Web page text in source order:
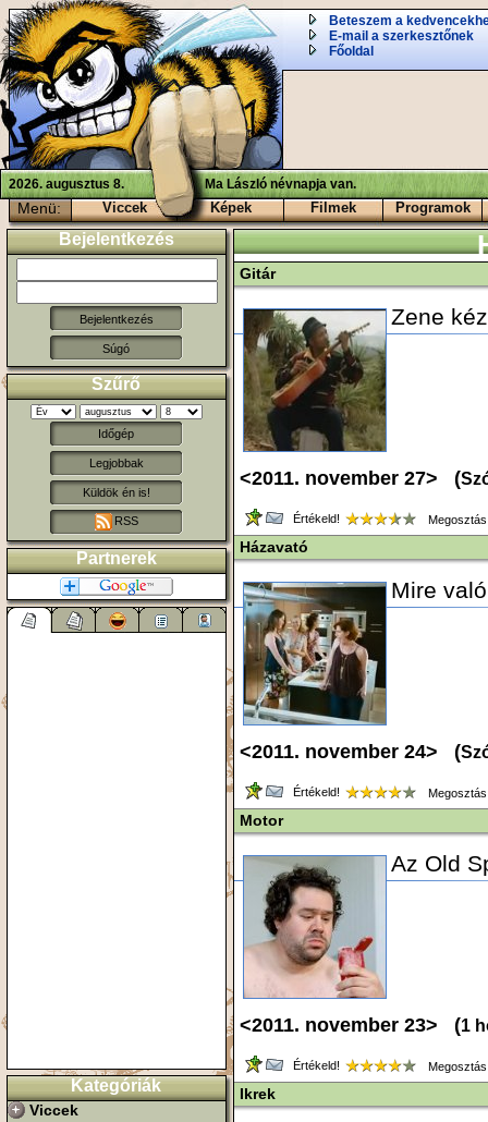
Beteszem a
E-mail a szerkesztőnek
Főoldal
2026. augusztus 8. Ma László névnapja van.
Menü: Viccek Képek Filmek Programok
Bejelentkezés
Súgó
Szűrő
Időgép
Legjobbak
Küldök én is!
RSS
Partnerek
Kategóriák
Viccek
Gitár
Zene
<2011. november 27> (
Értékeld!
Házavató
Mire
<2011. november 24> (
Értékeld!
Motor
Az Old
<2011. november 23> (1
Értékeld!
Ikrek